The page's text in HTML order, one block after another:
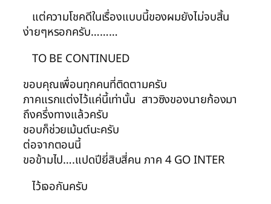
แต่ความโชคดีในเรื่องแบบนี้ของผมยังไม่จบสิ้น
ง่ายๆหรอกครับ………
TO BE CONTINUED
ขอบคุณเพื่อนทุกคนที่ติดตามครับ
ภาคแรกแต่งไว้แค่นี้เท่านั้น สาวซิงของนายก้องมา
ถึงครึ่งทางแล้วครับ
ชอบก็ช่วยเม้นต์นะครับ
ต่อจากตอนนี้
ขอข้ามไป….แปดปียี่สิบสี่คน ภาค 4 GO INTER
ไว้เจอกันครับ